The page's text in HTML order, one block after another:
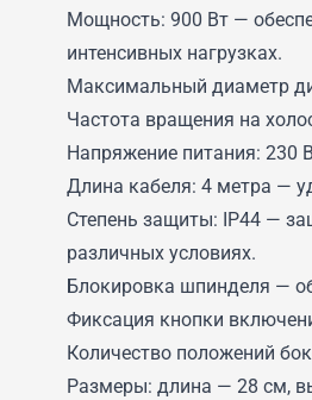
Мощность: 900 Вт —
интенсивных нагрузках.
Максимальный диаметр
Частота вращения на
Напряжение питания: 230
Длина кабеля: 4 метра —
Степень защиты: IP44 —
различных условиях.
Блокировка шпинделя —
Фиксация кнопки
Количество положений
Размеры: длина — 28 см,